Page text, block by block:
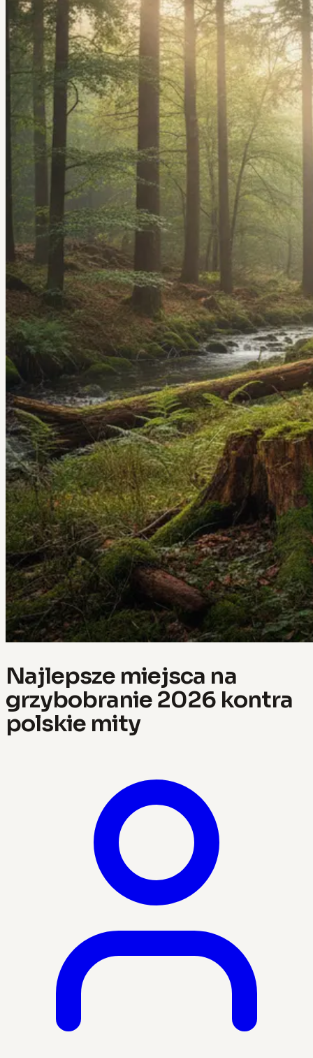
Najlepsze miejsca na
grzybobranie 2026 kontra
polskie mity